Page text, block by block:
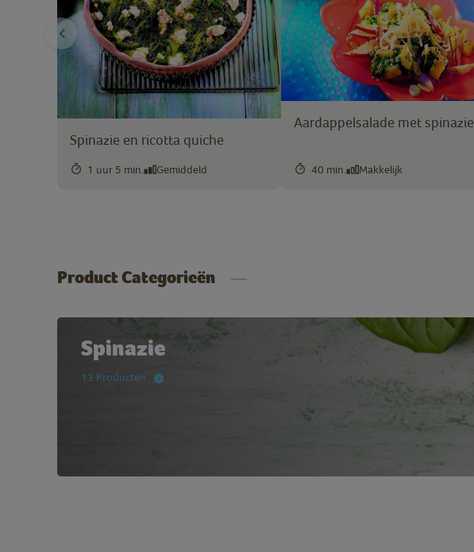
Spinazie en ricotta quiche
1 uur 5 min. Gemiddeld
Aardappelsalade met spinazie
40 min. Makkelijk
Product Categorieën
Spinazie
13 Producten